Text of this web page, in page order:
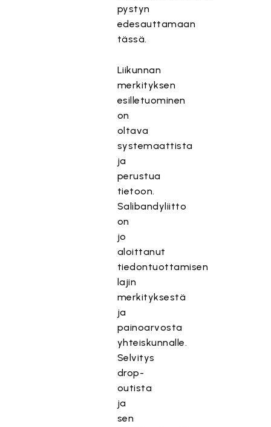
pystyn
edesauttamaan
tässä.
Liikunnan
merkityksen
esilletuominen
on
oltava
systemaattista
ja
perustua
tietoon.
Salibandyliitto
on
jo
aloittanut
tiedontuottamisen
lajin
merkityksestä
ja
painoarvosta
yhteiskunnalle.
Selvitys
drop-
outista
ja
sen